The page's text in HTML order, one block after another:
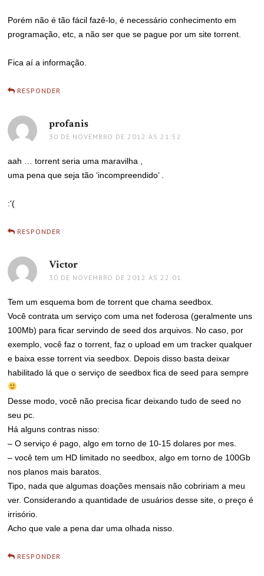
Porém não é tão fácil fazê-lo, é necessário conhecimento em
programação, etc, a não ser que se pague por um site torrent.
Fica aí a informação.
RESPONDER
profanis
30 DE NOVEMBRO DE 2012 ÀS 21:52
aah … torrent seria uma maravilha ,
uma pena que seja tão ‘incompreendido’ .
:'(
RESPONDER
Victor
30 DE NOVEMBRO DE 2012 ÀS 22:01
Tem um esquema bom de torrent que chama seedbox.
Você contrata um serviço com uma net foderosa (geralmente uns
100Mb) para ficar servindo de seed dos arquivos. No caso, por
exemplo, você faz o torrent, faz o upload em um tracker qualquer
e baixa esse torrent via seedbox. Depois disso basta deixar
habilitado lá que o serviço de seedbox fica de seed para sempre
Desse modo, você não precisa ficar deixando tudo de seed no
seu pc.
Há alguns contras nisso:
– O serviço é pago, algo em torno de 10-15 dolares por mes.
– você tem um HD limitado no seedbox, algo em torno de 100Gb
nos planos mais baratos.
Tipo, nada que algumas doações mensais não cobririam a meu
ver. Considerando a quantidade de usuários desse site, o preço é
irrisório.
Acho que vale a pena dar uma olhada nisso.
RESPONDER